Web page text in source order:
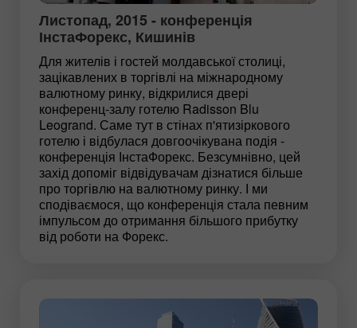
Листопад, 2015 - конференція
ІнстаФорекс, Кишинів
Для жителів і гостей молдавської столиці,
зацікавлених в торгівлі на міжнародному
валютному ринку, відкрилися двері
конференц-залу готелю Radisson Blu
Leogrand. Саме тут в стінах п'ятизіркового
готелю і відбулася довгоочікувана подія -
конференція ІнстаФорекс. Безсумнівно, цей
захід допоміг відвідувачам дізнатися більше
про торгівлю на валютному ринку. І ми
сподіваємося, що конференція стала певним
імпульсом до отримання більшого прибутку
від роботи на Форекс.